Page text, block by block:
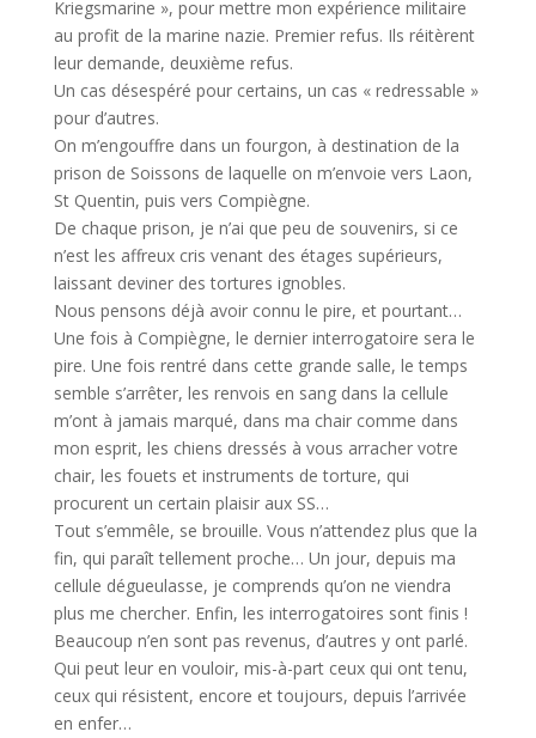
Kriegsmarine », pour mettre mon expérience militaire
au profit de la marine nazie. Premier refus. Ils réitèrent
leur demande, deuxième refus.
Un cas désespéré pour certains, un cas « redressable »
pour d’autres.
On m’engouffre dans un fourgon, à destination de la
prison de Soissons de laquelle on m’envoie vers Laon,
St Quentin, puis vers Compiègne.
De chaque prison, je n’ai que peu de souvenirs, si ce
n’est les affreux cris venant des étages supérieurs,
laissant deviner des tortures ignobles.
Nous pensons déjà avoir connu le pire, et pourtant…
Une fois à Compiègne, le dernier interrogatoire sera le
pire. Une fois rentré dans cette grande salle, le temps
semble s’arrêter, les renvois en sang dans la cellule
m’ont à jamais marqué, dans ma chair comme dans
mon esprit, les chiens dressés à vous arracher votre
chair, les fouets et instruments de torture, qui
procurent un certain plaisir aux SS…
Tout s’emmêle, se brouille. Vous n’attendez plus que la
fin, qui paraît tellement proche… Un jour, depuis ma
cellule dégueulasse, je comprends qu’on ne viendra
plus me chercher. Enfin, les interrogatoires sont finis !
Beaucoup n’en sont pas revenus, d’autres y ont parlé.
Qui peut leur en vouloir, mis-à-part ceux qui ont tenu,
ceux qui résistent, encore et toujours, depuis l’arrivée
en enfer…